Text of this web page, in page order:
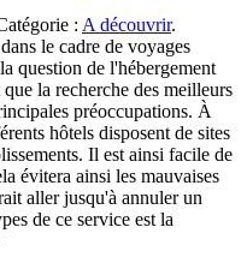
: A découvrir.
le cadre de voyages
question de l'hébergement
la recherche des meilleurs
préoccupations. À
hôtels disposent de sites
Il est ainsi facile de
évitera ainsi les mauvaises
aller jusqu'à annuler un
de ce service est la